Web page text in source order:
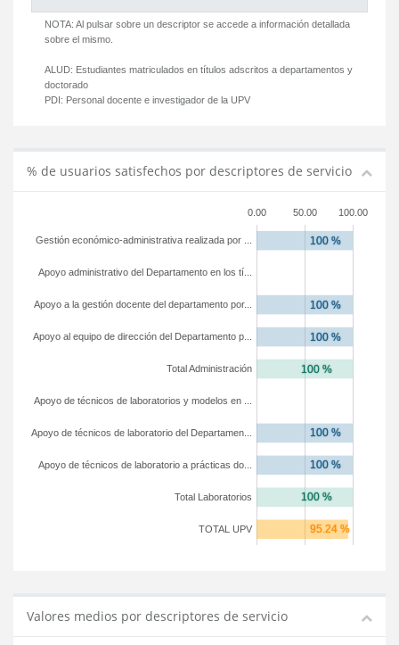
NOTA: Al pulsar sobre un descriptor se accede a información detallada
sobre el mismo.
ALUD: Estudiantes matriculados en títulos adscritos a departamentos y
doctorado
PDI: Personal docente e investigador de la UPV
% de usuarios satisfechos por descriptores de servicio
0.00 50.00 100.00
TOTAL UPV
Total Laboratorios
Apoyo de técnicos de laboratorio a prácticas do...
Apoyo de técnicos de laboratorio del Departamen...
Apoyo de técnicos de laboratorios y modelos en ...
Total Administración
Apoyo al equipo de dirección del Departamento p...
Apoyo a la gestión docente del departamento por...
Apoyo administrativo del Departamento en los tí...
Gestión económico-administrativa realizada por ...
Valores medios por descriptores de servicio